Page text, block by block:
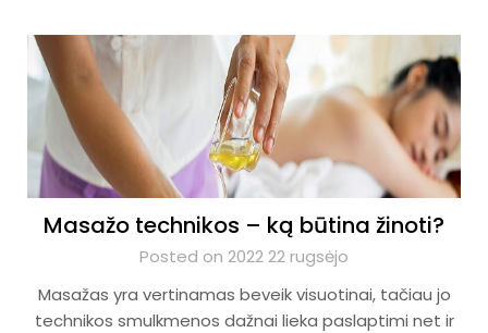
Masažo technikos – ką būtina žinoti?
Posted on 2022 22 rugsėjo
Masažas yra vertinamas beveik visuotinai, tačiau jo
technikos smulkmenos dažnai lieka paslaptimi net ir